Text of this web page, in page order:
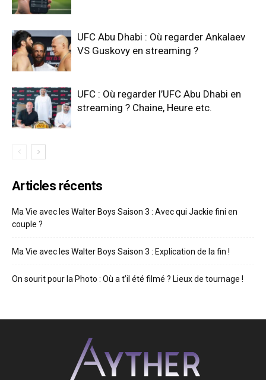
UFC Abu Dhabi : Où regarder Ankalaev
VS Guskovy en streaming ?
UFC : Où regarder l’UFC Abu Dhabi en
streaming ? Chaine, Heure etc.
Articles récents
Ma Vie avec les Walter Boys Saison 3 : Avec qui Jackie fini en
couple ?
Ma Vie avec les Walter Boys Saison 3 : Explication de la fin !
On sourit pour la Photo : Où a t’il été filmé ? Lieux de tournage !